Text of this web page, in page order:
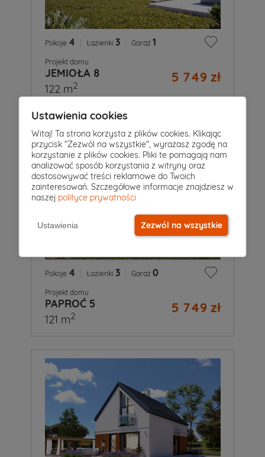
Pokoje 4 Łazienki 3 Garaż 1
Projekt domu
JEMIOŁA 8 5 749 zł
122 m2
Pokoje 4 Łazienki 3 Garaż 0
Projekt domu
PAPROĆ 5 5 749 zł
121 m2
Ustawienia cookies
Witaj! Ta strona korzysta z plików cookies. Klikając
przycisk "Zezwól na wszystkie", wyrażasz zgodę na
korzystanie z plików cookies. Pliki te pomagają nam
analizować sposób korzystania z witryny oraz
dostosowywać treści reklamowe do Twoich
zainteresowań. Szczegółowe informacje znajdziesz w
naszej polityce prywatności
Ustawienia Zezwól na wszystkie